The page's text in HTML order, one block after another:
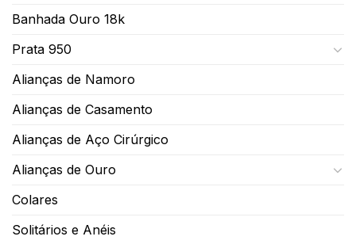
Banhada Ouro 18k
Prata 950
Alianças de Namoro
Alianças de Casamento
Alianças de Aço Cirúrgico
Alianças de Ouro
Colares
Solitários e Anéis